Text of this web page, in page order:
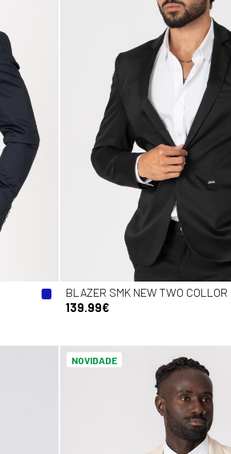
BLAZER SMK NEW TWO COLLOR
139.99€
NOVIDADE